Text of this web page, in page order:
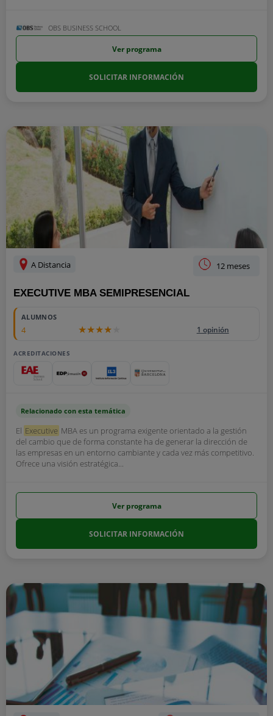
OBS BUSINESS SCHOOL
Ver programa
SOLICITAR INFORMACIÓN
A Distancia 12 meses
EXECUTIVE MBA SEMIPRESENCIAL
ALUMNOS
4 1 opinión
ACREDITACIONES
Relacionado con esta temática
El Executive MBA es un programa exigente orientado a la gestión
del cambio que de forma constante ha de generar la dirección de
las empresas en un entorno cambiante y cada vez más competitivo.
Ofrece una visión estratégica...
Ver programa
SOLICITAR INFORMACIÓN